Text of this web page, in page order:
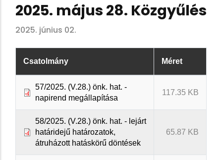
2025. május 28. Közgyűlés
2025. június 02.
Csatolmány Méret
57/2025. (V.28.) önk. hat. -
napirend megállapítása
117.35 KB
58/2025. (V.28.) önk. hat. - lejárt
határidejű határozatok,
átruházott hatáskörű döntések
65.87 KB